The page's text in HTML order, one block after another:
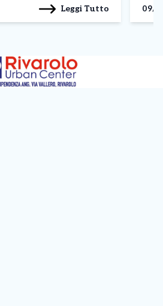
società giallorossa,
per generazioni di
Leggi Tutto 09/